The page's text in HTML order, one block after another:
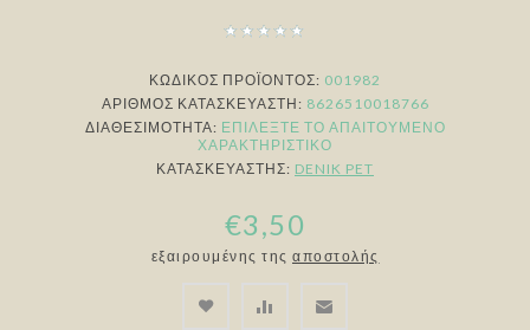
ΚΩΔΙΚΟΣ ΠΡΟΪΟΝΤΟΣ: 001982
ΑΡΙΘΜΌΣ ΚΑΤΑΣΚΕΥΑΣΤΉ: 8626510018766
ΔΙΑΘΕΣΙΜΌΤΗΤΑ: ΕΠΙΛΈΞΤΕ ΤΟ ΑΠΑΙΤΟΎΜΕΝΟ
ΧΑΡΑΚΤΗΡΙΣΤΙΚΌ
ΚΑΤΑΣΚΕΥΑΣΤΉΣ: DENIK PET
€3,50
εξαιρουμένης της αποστολής